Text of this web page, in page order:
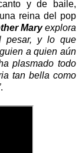
y de baile,
reina del pop
Maryexplora
pesar, y lo que
a quien aún
plasmado todo
tan bella como
.